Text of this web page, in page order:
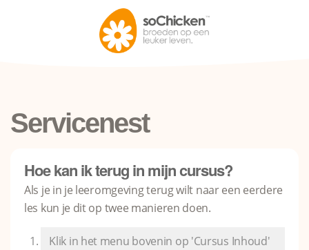
Servicenest
Hoe kan ik terug in mijn cursus?
Als je in je leeromgeving terug wilt naar een eerdere
les kun je dit op twee manieren doen.
Klik in het menu bovenin op 'Cursus Inhoud'